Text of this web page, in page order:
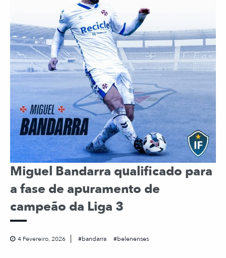
Miguel Bandarra qualificado para
a fase de apuramento de
campeão da Liga 3
4 Fevereiro, 2026 bandarra belenenses